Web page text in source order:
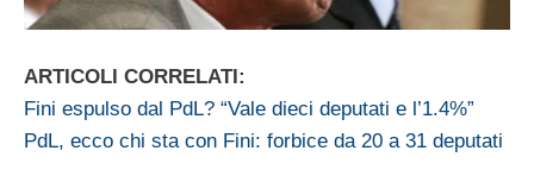
ARTICOLI CORRELATI:
Fini espulso dal PdL? “Vale dieci deputati e l’1.4%”
PdL, ecco chi sta con Fini: forbice da 20 a 31 deputati